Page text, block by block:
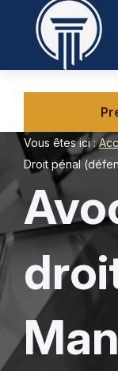
Vous êtes ici :
Droit pénal
Panneau de gestion